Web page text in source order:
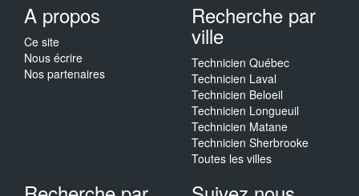
A propos
Ce site
Nous écrire
Nos partenaires
Recherche par
ville
Technicien Québec
Technicien Laval
Technicien Beloeil
Technicien Longueuil
Technicien Matane
Technicien Sherbrooke
Toutes les villes